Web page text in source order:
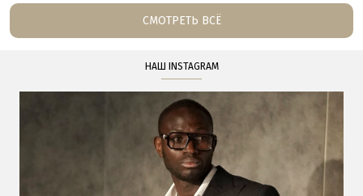
СМОТРЕТЬ ВСЁ
НАШ INSTAGRAM